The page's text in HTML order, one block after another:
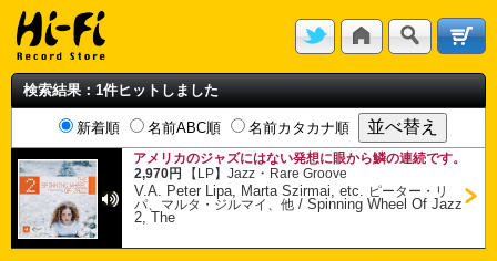
検索結果：1件ヒットしました
新着順 名前ABC順 名前カタカナ順
アメリカのジャズにはない発想に眼から鱗の連続です。
2,970円
【LP】Jazz ・ Rare Groove
V.A. Peter Lipa, Marta Szirmai, etc.
ピーター・リ
パ、マルタ・ジルマイ、他 /Spinning Wheel Of Jazz
2, The